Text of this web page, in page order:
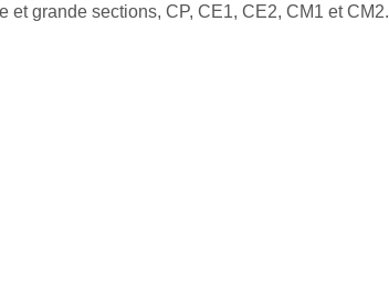
grande sections, CP, CE1, CE2, CM1 et CM2.